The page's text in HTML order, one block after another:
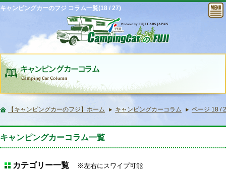
キャンピングカーのフジ コラム一覧(18 / 27)
【キャンピングカーのフジ】ホーム キャンピングカーコラム ページ 18 /
キャンピングカーコラム一覧
カテゴリー一覧 ※左右にスワイプ可能